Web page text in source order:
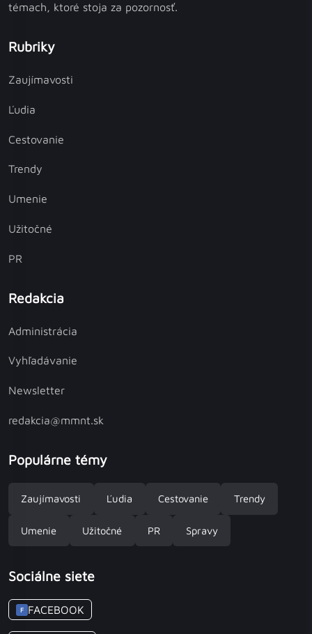
témach, ktoré stoja za pozornosť.
Rubriky
Zaujímavosti
Ľudia
Cestovanie
Trendy
Umenie
Užitočné
PR
Redakcia
Administrácia
Vyhľadávanie
Newsletter
redakcia@mmnt.sk
Populárne témy
Zaujímavosti Ľudia Cestovanie Trendy
Umenie Užitočné PR Spravy
Sociálne siete
F FACEBOOK